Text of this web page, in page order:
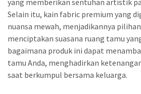
Selain itu, kain fabric premium yang
nuansa mewah, menjadikannya
menciptakan suasana ruang tamu
bagaimana produk ini dapat
tamu Anda, menghadirkan
saat berkumpul bersama keluarga.